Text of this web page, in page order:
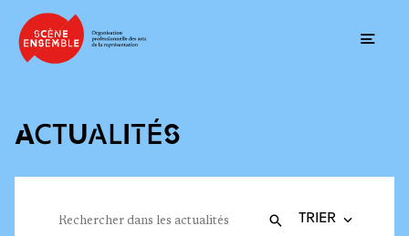
ACTUALITÉS
Recherche
Valider